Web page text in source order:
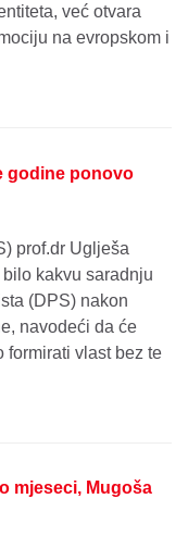
već otvara
na evropskom i
godine ponovo
prof.dr Uglješa
kakvu saradnju
(DPS) nakon
navodeći da će
formirati vlast bez te
mjeseci, Mugoša